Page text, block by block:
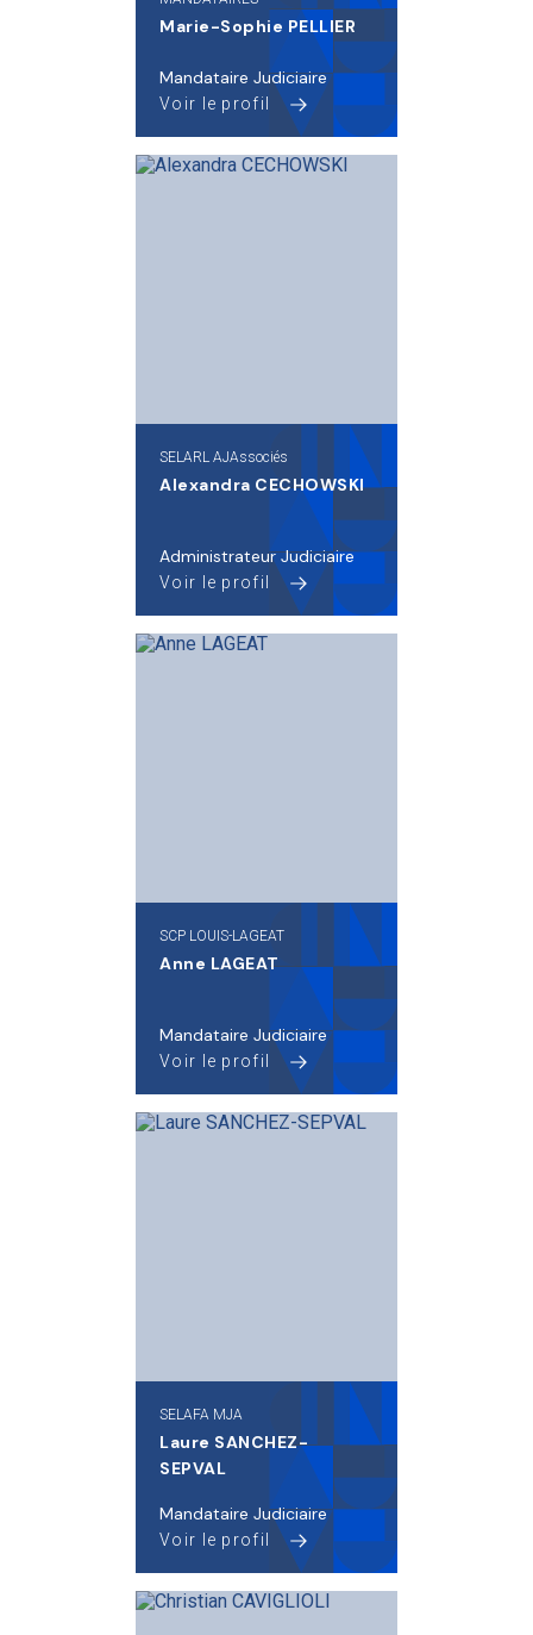
Marie-Sophie PELLIER
Mandataire Judiciaire
Voir le profil
SELARL AJAssociés
Alexandra CECHOWSKI
Administrateur Judiciaire
Voir le profil
SCP LOUIS-LAGEAT
Anne LAGEAT
Mandataire Judiciaire
Voir le profil
SELAFA MJA
Laure SANCHEZ-
SEPVAL
Mandataire Judiciaire
Voir le profil